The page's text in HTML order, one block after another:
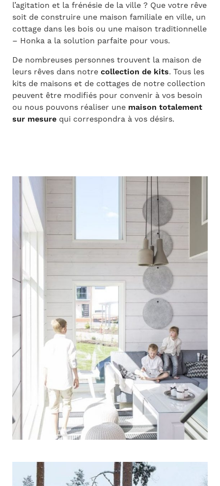
l’agitation et la frénésie de la ville ? Que votre rêve
soit de construire une maison familiale en ville, un
cottage dans les bois ou une maison traditionnelle
– Honka a la solution parfaite pour vous.
De nombreuses personnes trouvent la maison de
leurs rêves dans notre collection de kits. Tous les
kits de maisons et de cottages de notre collection
peuvent être modifiés pour convenir à vos besoin
ou nous pouvons réaliser une maison totalement
sur mesure qui correspondra à vos désirs.